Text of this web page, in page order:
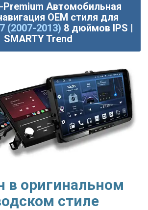
Premium Автомобильная
OEM стиля для
(2007-2013) 8 дюймов IPS |
SMARTY Trend
в оригинальном
стиле